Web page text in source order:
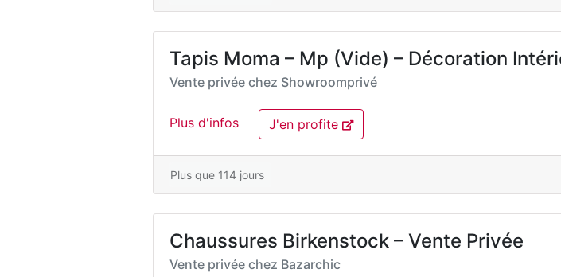
Tapis Moma – Mp (Vide) – Décoration
Vente privée chez Showroomprivé
Plus d'infos J'en profite
Plus que 114 jours
Chaussures Birkenstock – Vente Privée
Vente privée chez Bazarchic